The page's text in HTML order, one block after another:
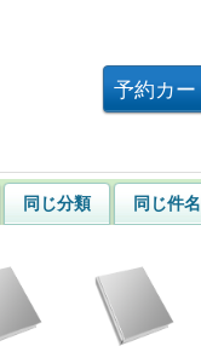
同じ分類
同じ件名